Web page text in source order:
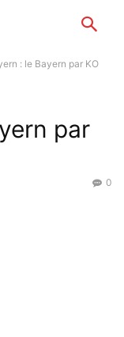
: le Bayern par KO
par
0